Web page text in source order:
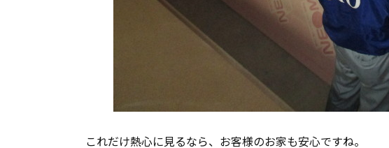
これだけ熱心に見るなら、お客様のお家も安心ですね。